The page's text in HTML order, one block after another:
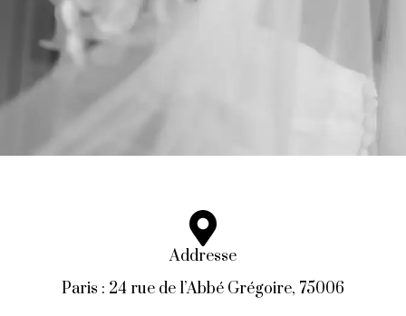
Address​e
Paris : 24 rue de l’Abbé Grégoire, 75006